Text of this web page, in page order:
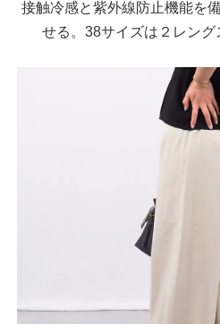
接触冷感と紫外線防止機能を
せる。38サイズは２レン